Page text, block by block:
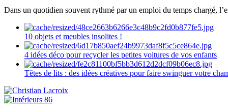
Dans un quotidien souvent rythmé par un emploi du temps chargé,
10 objets et meubles insolites !
4 idées déco pour recycler les petites voitures de vos enfants
Têtes de lits : des idées créatives pour faire swinguer votre